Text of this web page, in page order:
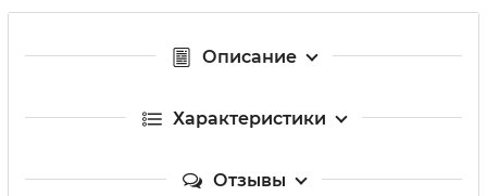
Описание
Характеристики
Отзывы